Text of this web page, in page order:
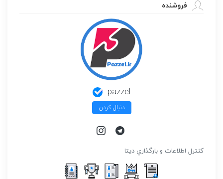
فروشنده
pazzel
دنبال کردن
كنترل اطلاعات و بارگذاري ديتا